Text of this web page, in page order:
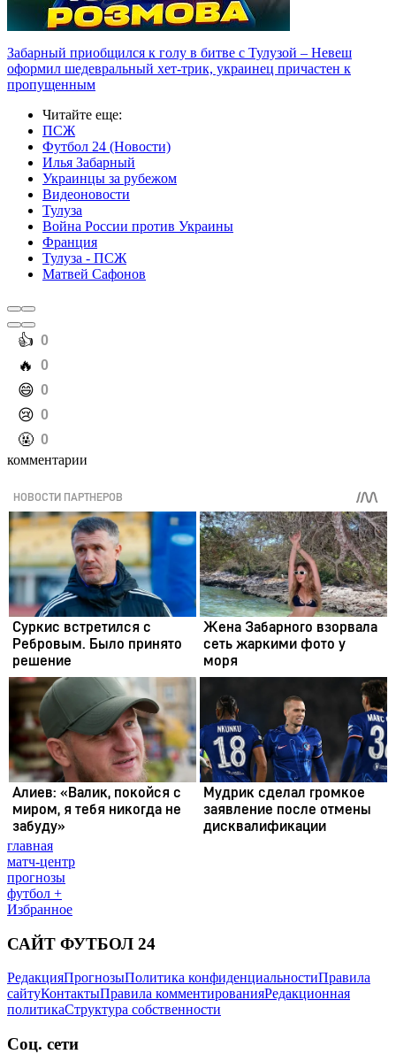
Забарный приобщился к голу в битве с Тулузой – Невеш
оформил шедевральный хет-трик, украинец причастен к
пропущенным
Читайте еще:
ПСЖ
Футбол 24 (Новости)
Илья Забарный
Украинцы за рубежом
Видеоновости
Тулуза
Война России против Украины
Франция
Тулуза - ПСЖ
Матвей Сафонов
️👍 0
️🔥 0
️😄 0
️😢 0
️🤬 0
комментарии
главная
матч-центр
прогнозы
футбол +
Избранное
САЙТ ФУТБОЛ 24
РедакцияПрогнозыПолитика конфиденциальностиПравила
сайтуКонтактыПравила комментированияРедакционная
политикаСтруктура собственности
Соц. сети